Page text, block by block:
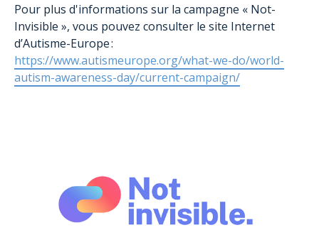
Pour plus d'informations sur la campagne « Not-
Invisible », vous pouvez consulter le site Internet
d’Autisme-Europe :
https://www.autismeurope.org/what-we-do/world-
autism-awareness-day/current-campaign/